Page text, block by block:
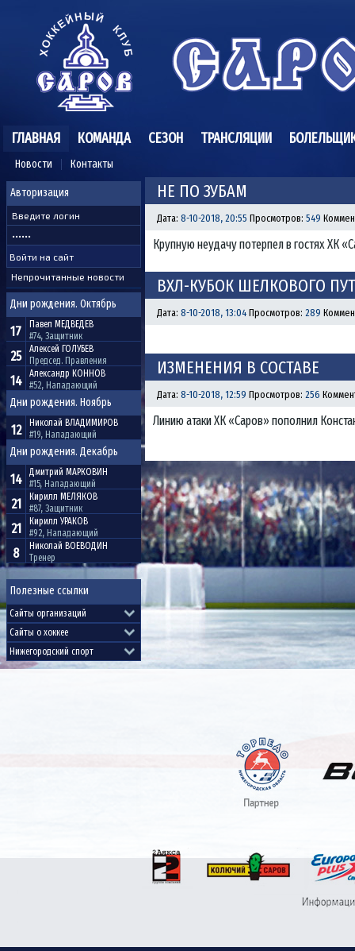
ГЛАВНАЯ
Новости Контакты
КОМАНДА СЕЗОН ТРАНСЛЯЦИИ
Авторизация
Непрочитанные новости
Дни рождения. Октябрь
17 Павел МЕДВЕДЕВ
#74, Защитник
25 Алексей ГОЛУБЕВ
Председ. Правления
14 Александр КОННОВ
#52, Нападающий
Дни рождения. Ноябрь
12 Николай ВЛАДИМИРОВ
#19, Нападающий
Дни рождения. Декабрь
14 Дмитрий МАРКОВИН
#15, Нападающий
21 Кирилл МЕЛЯКОВ
#87, Защитник
21 Кирилл УРАКОВ
#92, Нападающий
8 Николай ВОЕВОДИН
Тренер
Полезные ссылки
НЕ ПО ЗУБАМ
Дата: 8-10-2018, 20:55 Просмотров: 549
Крупную неудачу потерпел в гостях ХК
ВХЛ-КУБОК ШЕЛКОВОГО
Дата: 8-10-2018, 13:04 Просмотров: 289
ИЗМЕНЕНИЯ В СОСТАВЕ
Дата: 8-10-2018, 12:59 Просмотров: 256
Линию атаки ХК «Саров» пополнил